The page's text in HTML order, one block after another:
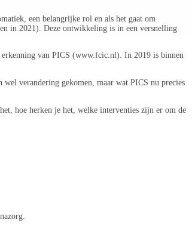
een belangrijke rol en als het gaat om
in 2021). Deze ontwikkeling is in een versnelling
van PICS (www.fcic.nl). In 2019 is binnen
verandering gekomen, maar wat PICS nu precies
hoe herken je het, welke interventies zijn er om de